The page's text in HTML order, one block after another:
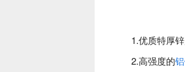
1.优质特厚锌
2.高强度的